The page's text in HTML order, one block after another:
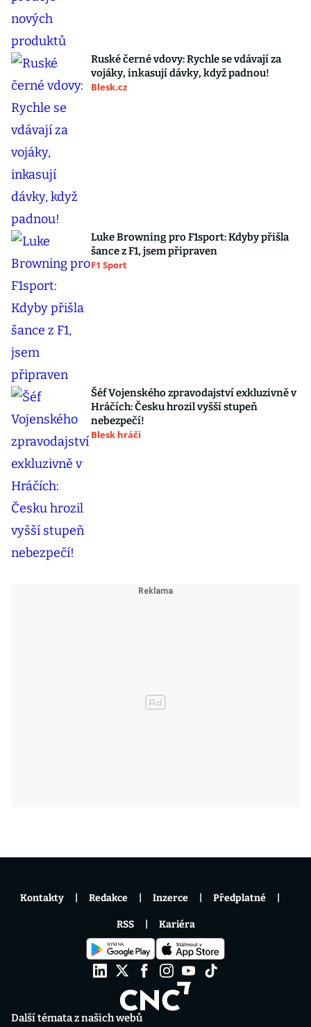
Ruské černé vdovy: Rychle se vdávají za
vojáky, inkasují dávky, když padnou!
Blesk.cz
Luke Browning pro F1sport: Kdyby přišla
šance z F1, jsem připraven
F1 Sport
Šéf Vojenského zpravodajství exkluzivně v
Hráčích: Česku hrozil vyšší stupeň
nebezpečí!
Blesk hráči
Další témata z našich webů
Kontakty Redakce Inzerce Předplatné
RSS Kariéra